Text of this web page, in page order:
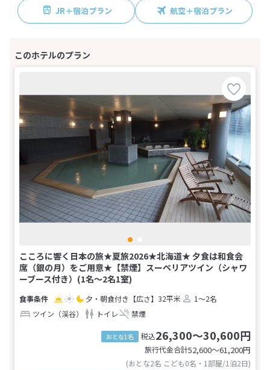
JR＋宿泊プラン 航空＋宿泊プラン
こころに響く日本の旅★夏旅2026★北海道★ 夕食は和食会
席（銀の月）をご用意★【禁煙】スーペリアツイン（シャワ
ーブース付き）(1名～2名1室)
夕・朝食付き 【広さ】32平米
1～2名
ツイン（渓谷）
トイレ 禁煙
おとな1名 税込26,300～30,600円
旅行代金合計52,600〜61,200円
(おとな2名 こども0名・1部屋/1泊2日)